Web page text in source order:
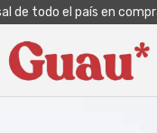
de todo el país en